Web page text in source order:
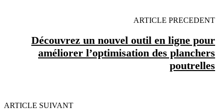
ARTICLE PRECEDENT
Découvrez un nouvel outil en ligne pour
améliorer l’optimisation des planchers
poutrelles
ARTICLE SUIVANT